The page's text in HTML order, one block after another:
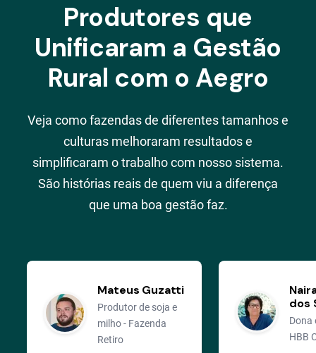
Produtores que
Unificaram a Gestão
Rural com o Aegro
Veja como fazendas de diferentes tamanhos e
culturas melhoraram resultados e
simplificaram o trabalho com nosso sistema.
São histórias reais de quem viu a diferença
que uma boa gestão faz.
Mateus Guzatti
Produtor de soja e
milho - Fazenda
Retiro
dos
Dona
HBB